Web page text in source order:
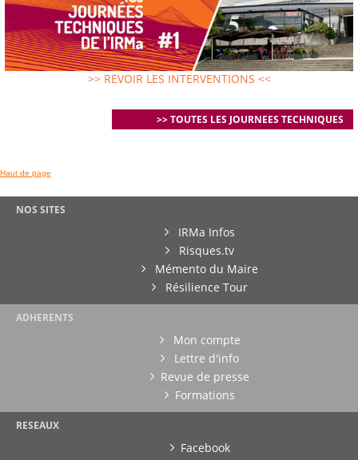
>> REVOIR LES INTERVENTIONS <<
>> TOUTES LES JOURNEES TECHNIQUES
Haut de page
NOS SITES
IRMa Infos
Risques.tv
Mémento du Maire
Résilience Tour
ADHERENTS
Mon compte
Lettre d'info
Revue de presse
Formations
RESEAUX
Facebook